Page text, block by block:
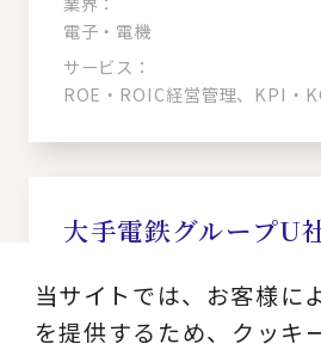
電子・電機
サービス：
ROE・ROIC経営管理、KPI・
大手電鉄グループU
理
当サイトでは、お客様に
を提供するため、クッキ